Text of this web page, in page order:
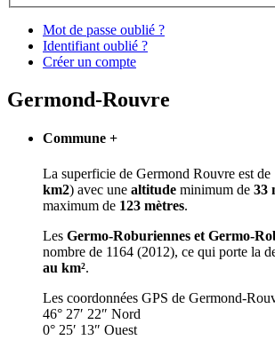
Mot de passe oublié ?
Identifiant oublié ?
Créer un compte
Germond-Rouvre
Commune +
La superficie de Germond Rouvre est de
km2) avec une altitude minimum de 33
maximum de 123 mètres.
Les Germo-Roburiennes et Germo-
nombre de 1164 (2012), ce qui porte la
au km².
Les coordonnées GPS de Germond-
46° 27′ 22″ Nord
0° 25′ 13″ Ouest